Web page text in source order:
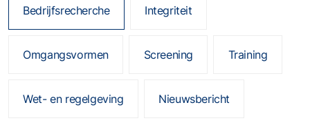
Bedrijfsrecherche Integriteit
Omgangsvormen Screening Training
Wet- en regelgeving Nieuwsbericht